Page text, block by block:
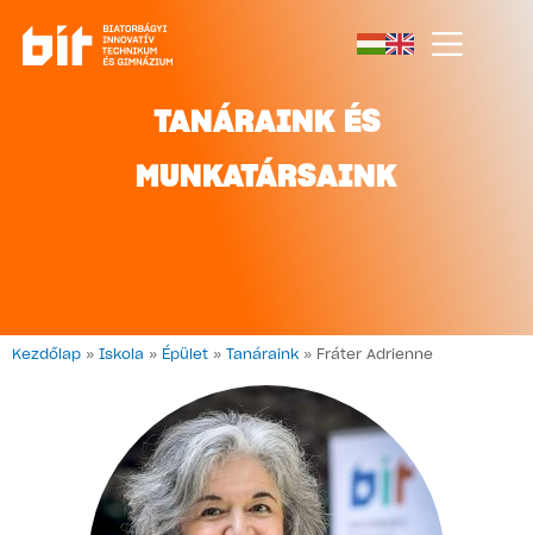
TANÁRAINK ÉS
MUNKATÁRSAINK
Kezdőlap » Iskola » Épület » Tanáraink » Fráter Adrienne